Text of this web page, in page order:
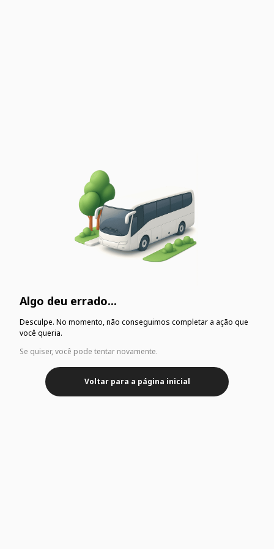
Algo deu errado...
Desculpe. No momento, não conseguimos completar a ação que
você queria.
Se quiser, você pode tentar novamente.
Voltar para a página inicial